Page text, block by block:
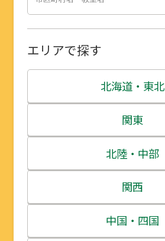
エリアで探す
北海道・東北
北海道
青森県
岩手県
宮城県
関東
茨城県
栃木県
群馬県
北陸・中部
新潟県
富山県
関西
三重県
中国・四国